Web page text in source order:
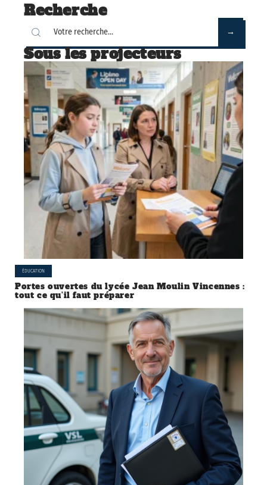
Recherche
Sous les projecteurs
ÉDUCATION
Portes ouvertes du lycée Jean Moulin Vincennes :
tout ce qu’il faut préparer